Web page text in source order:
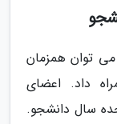
می توان همزمان
داد. اعضای
سال دانشجو.